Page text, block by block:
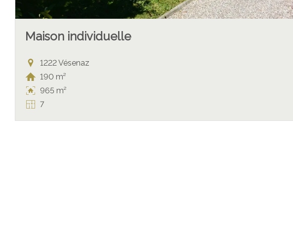
Maison individuelle
1222 Vésenaz
190 m²
965 m²
7